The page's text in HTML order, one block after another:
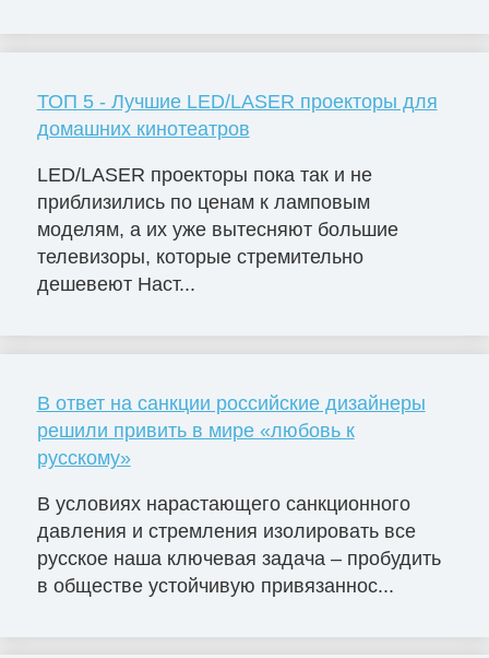
ТОП 5 - Лучшие LED/LASER проекторы для
домашних кинотеатров
LED/LASER проекторы пока так и не
приблизились по ценам к ламповым
моделям, а их уже вытесняют большие
телевизоры, которые стремительно
дешевеют Наст...
В ответ на санкции российские дизайнеры
решили привить в мире «любовь к
русскому»
В условиях нарастающего санкционного
давления и стремления изолировать все
русское наша ключевая задача – пробудить
в обществе устойчивую привязаннос...